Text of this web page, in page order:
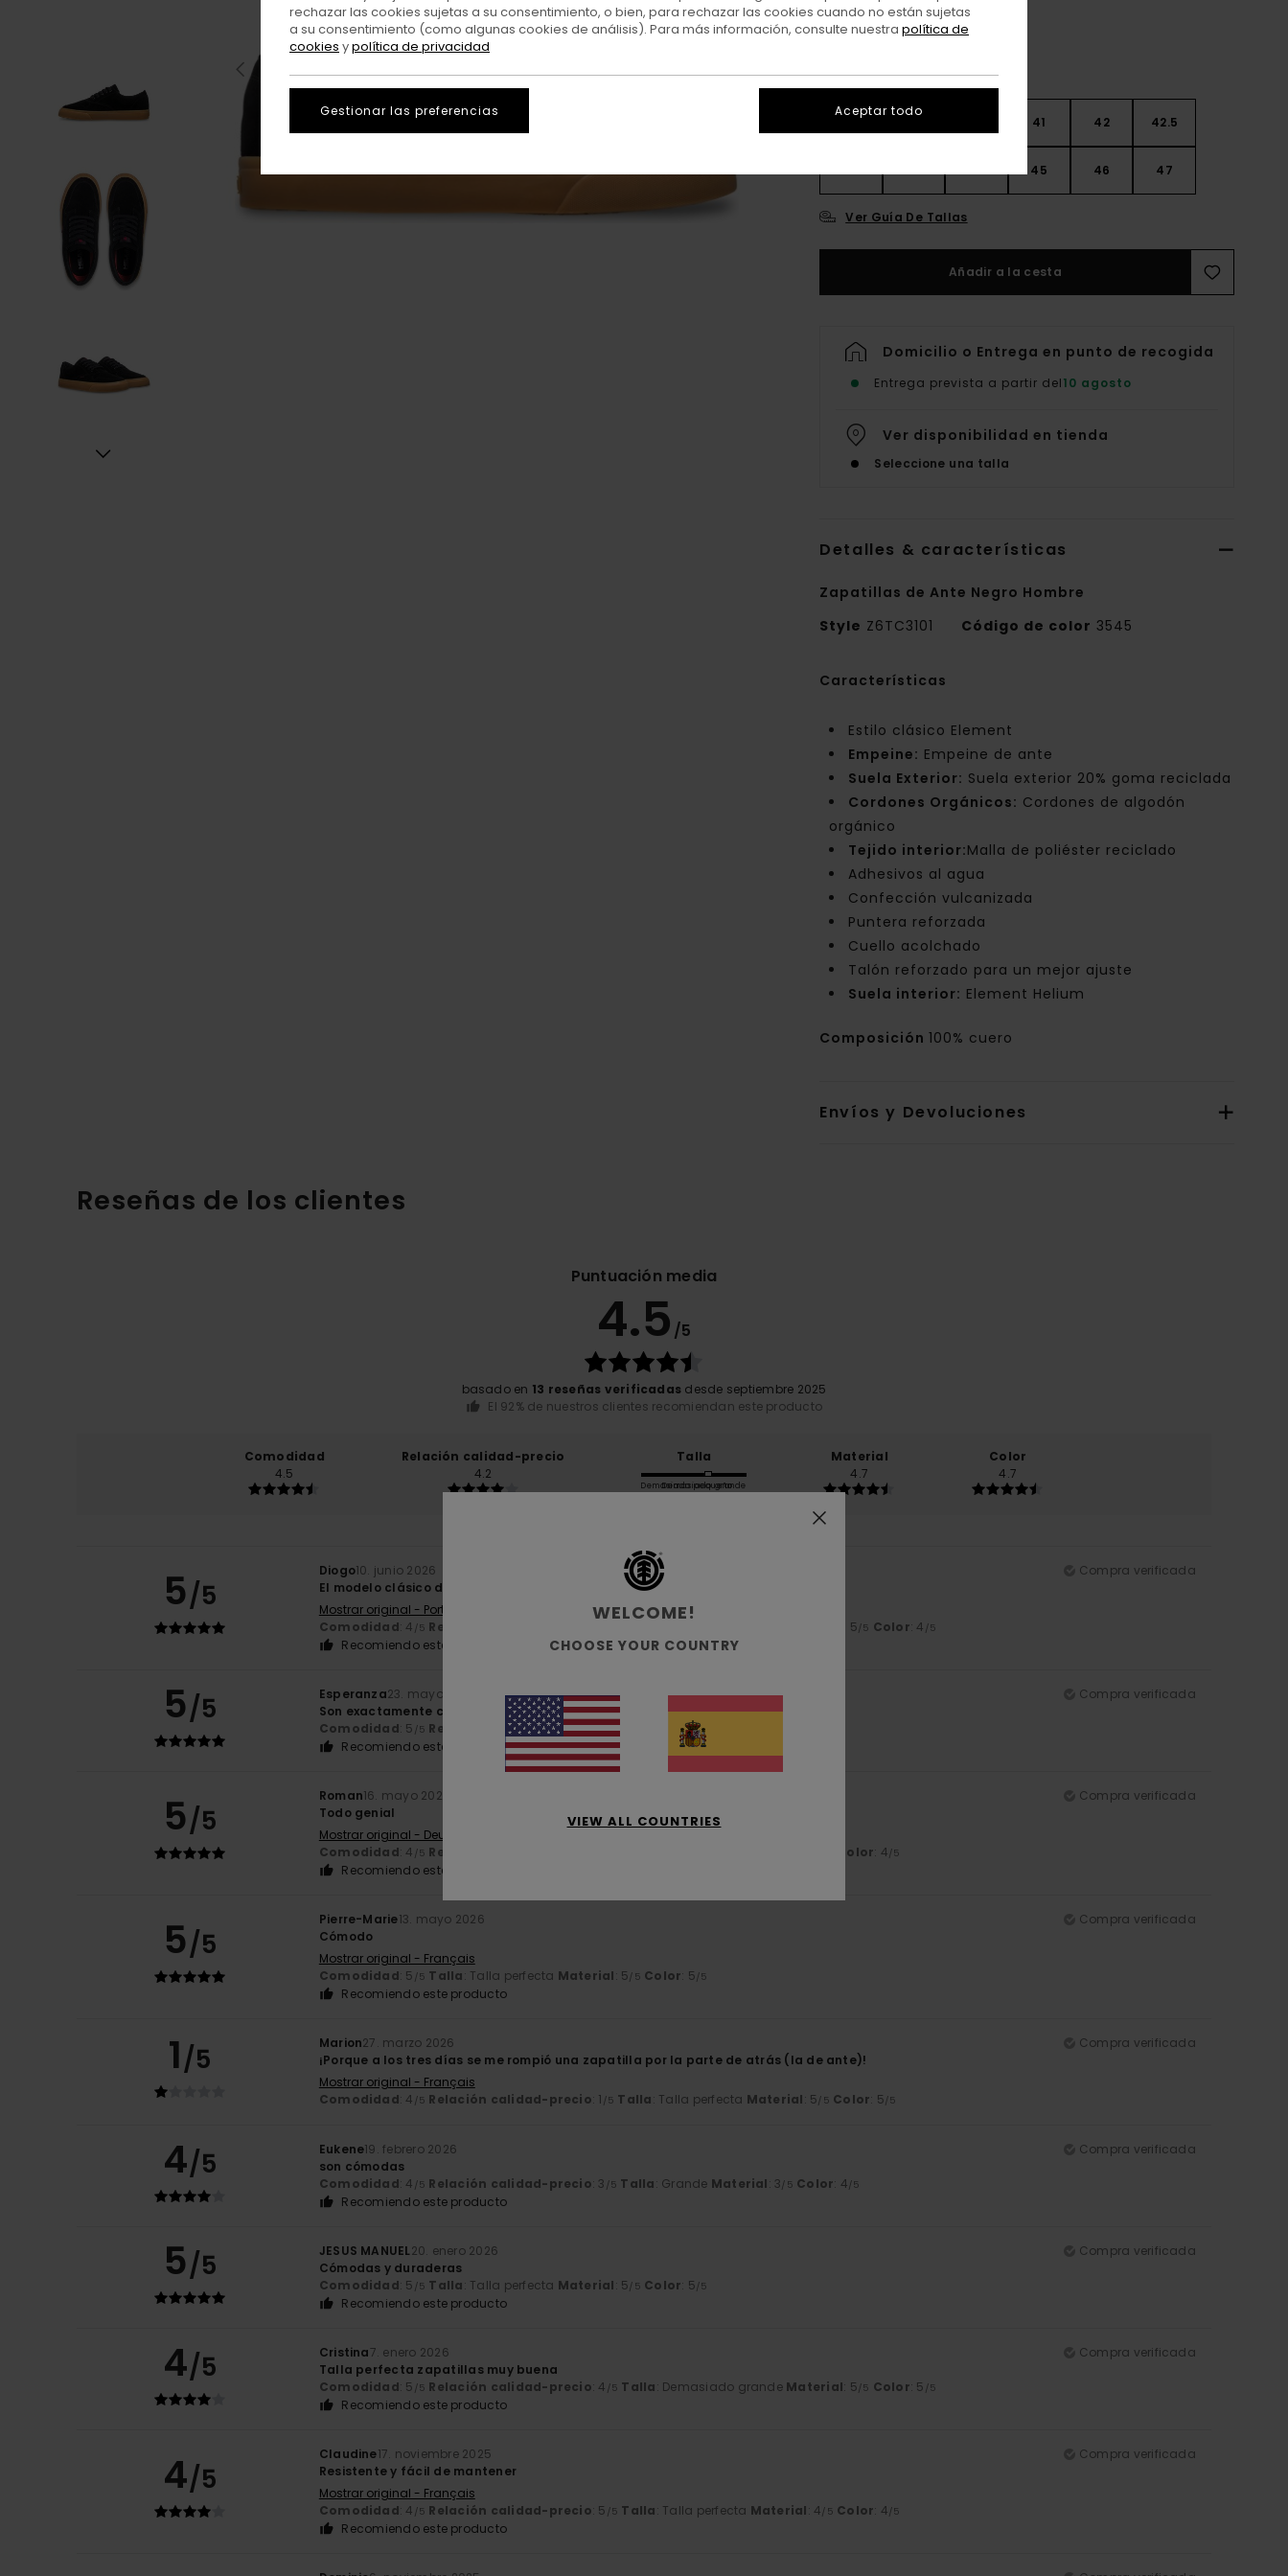
41 42 42.5
45 46 47
Ver Guía De Tallas
Añadir a la cesta
Domicilio o Entrega en punto de recogida
Entrega prevista a partir del10 agosto
Ver disponibilidad en tienda
Seleccione una talla
Detalles & características
Zapatillas de Ante Negro Hombre
Style Z6TC3101 Código de color 3545
Características
Estilo clásico Element
Empeine: Empeine de ante
Suela Exterior: Suela exterior 20% goma reciclada
Cordones Orgánicos: Cordones de algodón
orgánico
Tejido interior:Malla de poliéster reciclado
Adhesivos al agua
Confección vulcanizada
Puntera reforzada
Cuello acolchado
Talón reforzado para un mejor ajuste
Suela interior: Element Helium
Composición100% cuero
Envíos y Devoluciones
Reseñas de los clientes
Puntuación media
4.5 /5
basado en 13 reseñas verificadas desde septiembre 2025
El 92% de nuestros clientes recomiendan este producto
Comodidad
4.5
Relación calidad-precio
4.2
Talla
Demasiado pequeño
Demasiado grande
Material
4.7
Color
4.7
5/5
Diogo10. junio 2026
Compra verificada
El modelo clásico de Element no defrauda
Mostrar original - Português
Comodidad: 4 /5 Relación calidad-precio : 5/5 Color: 4 /5
Recomiendo este producto
5/5 Esperanza23. mayo 2026
Compra verificada
Son exactamente como las imágenes
Comodidad: 5 /5 Relación calidad-precio: 5/5 : Talla perfecta
Recomiendo este producto
5/5
Roman16. mayo 2026
Compra verificada
Todo genial
Mostrar original - Deutsch
Comodidad: 4 /5 Relación calidad-precio Color: 4/5
Recomiendo este producto
5/5
Pierre-Marie13. mayo 2026
Compra verificada
Cómodo
Mostrar original - Français
Comodidad: 5 /5 Talla: Talla perfecta Material: 5/5 Color: 5/5
Recomiendo este producto
1/5 Marion27. marzo 2026
Compra verificada
¡Porque a los tres días se me rompió una zapatilla por la parte de atrás (la de ante)!
Mostrar original - Français
Comodidad: 4 /5 Relación calidad-precio: 1 /5 Talla: Talla perfecta Material: 5/5 Color: 5/5
4/5 Eukene19. febrero 2026
Compra verificada
son cómodas
Comodidad: 4 /5 Relación calidad-precio: 3 /5 Talla: Grande Material: 3/5 Color: 4/5
Recomiendo este producto
5/5 JESUS MANUEL20. enero 2026
Compra verificada
Cómodas y duraderas
Comodidad: 5 /5 Talla: Talla perfecta Material: 5/5 Color: 5/5
Recomiendo este producto
4/5 Cristina7. enero 2026
Compra verificada
Talla perfecta zapatillas muy buena
Comodidad: 5 /5 Relación calidad-precio: 4 /5 Talla: Demasiado grande Material: 5/5 Color: 5 /5
Recomiendo este producto
4/5
Claudine17. noviembre 2025
Compra verificada
Resistente y fácil de mantener
Mostrar original - Français
Comodidad: 4 /5 Relación calidad-precio: 5 /5 Talla: Talla perfecta Material: 4/5 Color: 4/5
Recomiendo este producto
WELCOME!
CHOOSE YOUR COUNTRY
VIEW ALL COUNTRIES
rechazar las cookies sujetas a su consentimiento, o bien, para rechazar las cookies cuando no están sujetas
a su consentimiento (como algunas cookies de análisis). Para más información, consulte nuestra política de
cookies ypolítica de privacidad
Gestionar las preferencias Aceptar todo